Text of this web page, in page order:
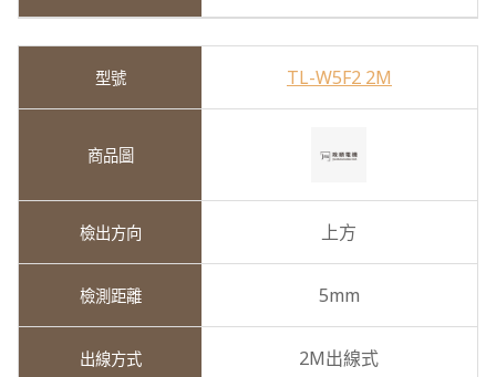
TL-W5F2 2M
上方
5mm
2M出線式